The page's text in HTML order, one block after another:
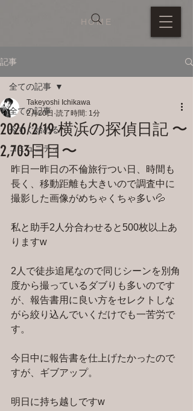
HOME
記事
全ての記事
今すぐ始める
コミュニティ
全ての記事
2026/2/19 横浜の探偵日記 〜
2,703日目〜
Takeyoshi Ichikawa
2月20日 読了時間: 1分
昨日一昨日の不倫旅行つい日、時間も
長く、移動距離も大きいので調査中に
撮影した画像がめちゃくちゃ多い💦
私と助手2人分合わせると500枚以上あ
りますw
2人で徒歩追尾なので同じシーンを別角
度から撮っているダブりも多いのです
が、報告書用に良い方をセレクトしな
がら絞り込んでいくだけでも一苦労で
す。
今日中に報告書を仕上げたかったので
すが、ギブアップ。
明日に持ち越しですw